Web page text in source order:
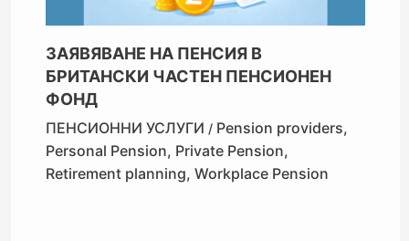
ЗАЯВЯВАНЕ НА ПЕНСИЯ В
БРИТАНСКИ ЧАСТЕН ПЕНСИОНЕН
ФОНД
ПЕНСИОННИ УСЛУГИ / Pension providers,
Personal Pension, Private Pension,
Retirement planning,Workplace Pension